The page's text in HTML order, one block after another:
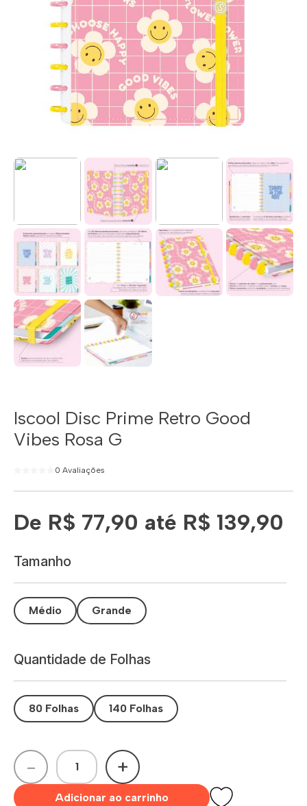
Iscool Disc Prime Retro Good
Vibes Rosa G
0 Avaliações
De R$ 77,90 até R$ 139,90
Tamanho
Médio Grande
Quantidade de Folhas
80 Folhas 140 Folhas
- +
Adicionar ao carrinho